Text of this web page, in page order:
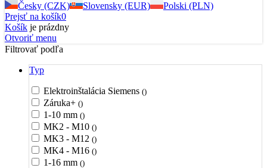
Česky (CZK)
Slovensky (EUR)
Polski (PLN)
Prejsť na košík0
Košík je prázdny
Otvoriť menu
Filtrovať podľa
Typ
Elektroinštalácia Siemens ()
Záruka+ ()
1-10 mm ()
MK2 - M10 ()
MK3 - M12 ()
MK4 - M16 ()
1-16 mm ()